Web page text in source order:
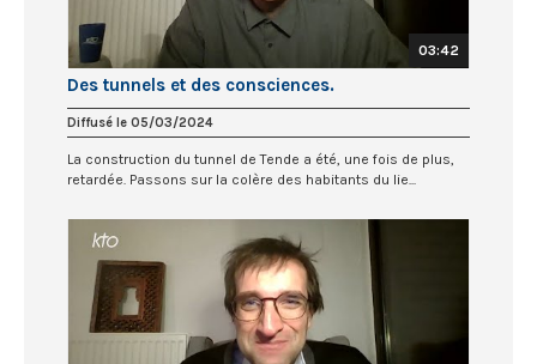
03:42
Des tunnels et des consciences.
Diffusé le 05/03/2024
La construction du tunnel de Tende a été, une fois de plus,
retardée. Passons sur la colère des habitants du lie...